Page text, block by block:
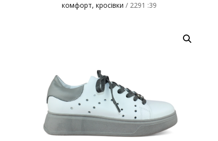
комфорт, кросівки / 2291 :39